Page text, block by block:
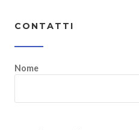
CONTATTI
Nome